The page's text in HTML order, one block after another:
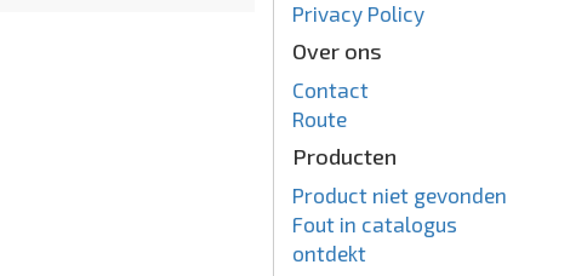
Privacy Policy
Over ons
Contact
Route
Producten
Product niet gevonden
Fout in catalogus
ontdekt